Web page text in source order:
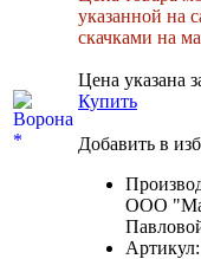
указанной на
скачками на
Цена указана
Купить
Добавить в
ООО
Артикул: